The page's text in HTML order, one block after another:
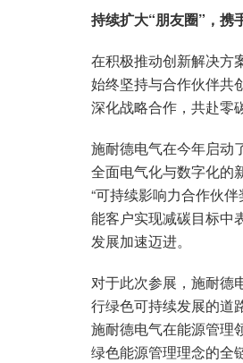
持续扩大“朋友圈”，携
在积极推动创新解决方
始终坚持与合作伙伴共
深化战略合作，共赴零
施耐德电气在今年启动
全面电气化与数字化的
“可持续影响力合作伙
能客户实现减碳目标中
发展加速迈进。
对于此次参展，施耐德
行绿色可持续发展的道
施耐德电气在能源管理
绿色能源管理理念的全